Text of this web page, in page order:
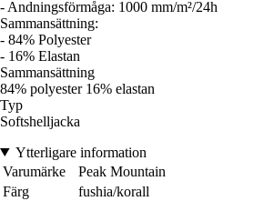
- Andningsförmåga: 1000 mm/m²/24h
Sammansättning:
- 84% Polyester
- 16% Elastan
Sammansättning
84% polyester 16% elastan
Typ
Softshelljacka
Ytterligare information
Varumärke
Peak Mountain
Färg
fushia/korall